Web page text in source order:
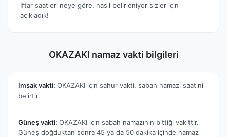
İftar saatleri neye göre, nasıl belirleniyor sizler için
açıkladık!
OKAZAKI namaz vakti bilgileri
İmsak vakti: OKAZAKI için sahur vakti, sabah namazı saatini
belirtir.
Güneş vakti: OKAZAKI için sabah namazının bittiği vakittir.
Güneş doğduktan sonra 45 ya da 50 dakika içinde namaz